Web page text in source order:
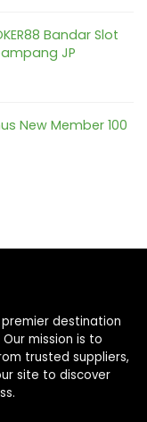
Bandar Slot
JP
New Member 100
premier destination
mission is to
trusted suppliers,
site to discover